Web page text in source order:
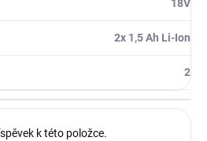
18V
2x 1,5 Ah Li-Ion
2
k této položce.